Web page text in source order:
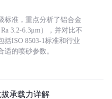
标准，重点分析了铝合金
3.2-6.3μm），并对比不
括ISO 8503-1标准和行业
的喷砂参数。
承载力详解